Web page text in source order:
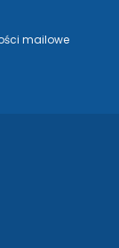
mailowe